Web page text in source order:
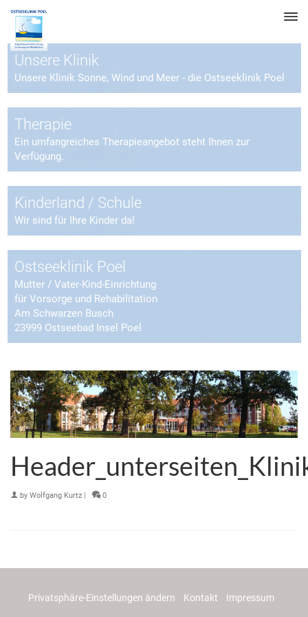
Unsere Klinik
Unsere Klinik Sonne, Wind und Meer - die Ostseeklinik Poel
Therapie
Ein umfangreiches Therapieangebot steht Ihnen zur
Verfügung.
Kinderland / Schule
Wir sind für Ihre Kinder da!
Ostseeklinik Poel
Mutter / Vater-Kind-Einrichtung
für Vorsorge und Rehabilitation
Am Schwarzen Busch
23999 Ostseebad Insel Poel
by Wolfgang Kurtz | 0
Privatsphäre-Einstellungen ändern Kontakt Impressum